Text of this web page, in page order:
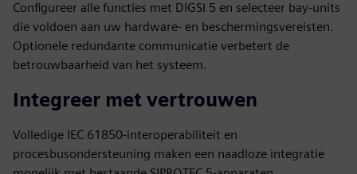
Configureer alle functies met DIGSI 5 en selecteer bay-units
die voldoen aan uw hardware- en beschermingsvereisten.
Optionele redundante communicatie verbetert de
betrouwbaarheid van het systeem.
Integreer met vertrouwen
Volledige IEC 61850-interoperabiliteit en
procesbusondersteuning maken een naadloze integratie